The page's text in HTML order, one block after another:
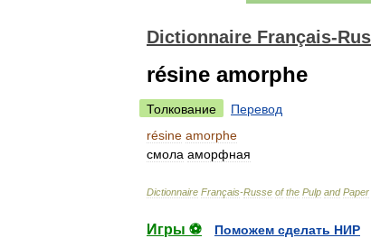
Dictionnaire Français-
résine amorphe
Толкование
Перевод
résine amorphe
смола аморфная
Dictionnaire Français-Russe of the Pulp and Paper
Игры ⚽
Поможем сделать НИР